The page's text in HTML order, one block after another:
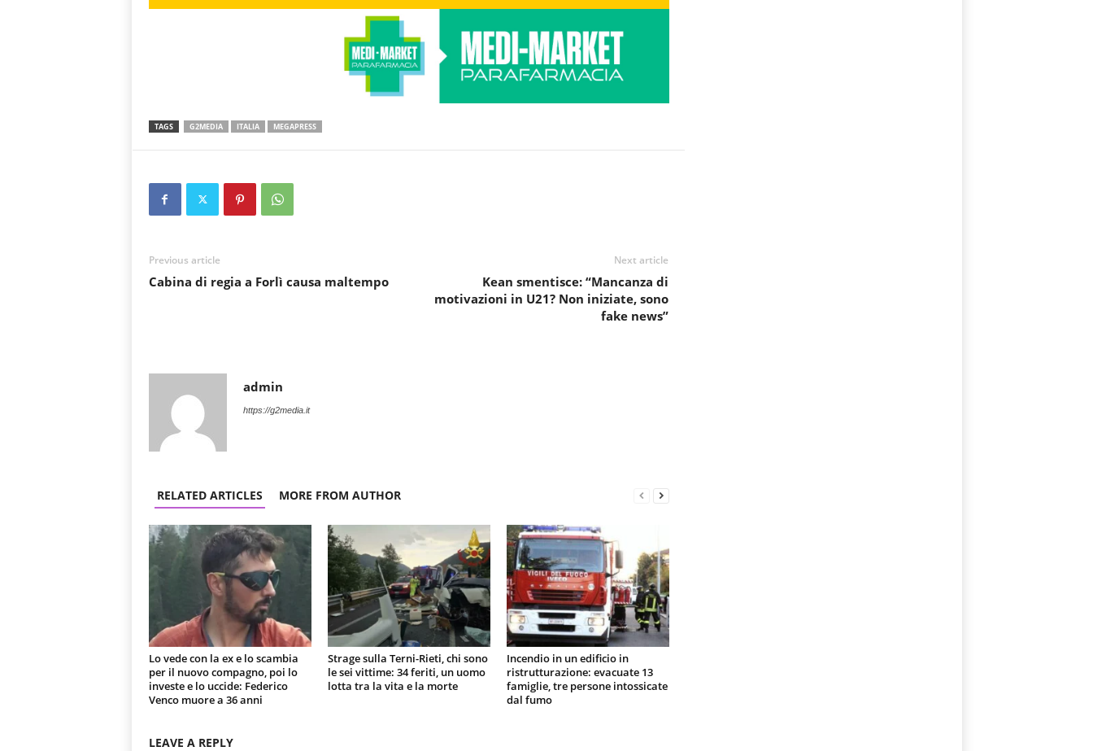
TAGS G2MEDIA ITALIA MEGAPRESS
Previous article
Cabina di regia a Forlì causa maltempo
Next article
Kean smentisce: “Mancanza di
motivazioni in U21? Non iniziate, sono
fake news”
admin
https://g2media.it
RELATED ARTICLES MORE FROM AUTHOR
Lo vede con la ex e lo scambia
per il nuovo compagno, poi lo
investe e lo uccide: Federico
Venco muore a 36 anni
Strage sulla Terni-Rieti, chi sono
le sei vittime: 34 feriti, un uomo
lotta tra la vita e la morte
Incendio in un edificio in
ristrutturazione: evacuate 13
famiglie, tre persone intossicate
dal fumo
LEAVE A REPLY